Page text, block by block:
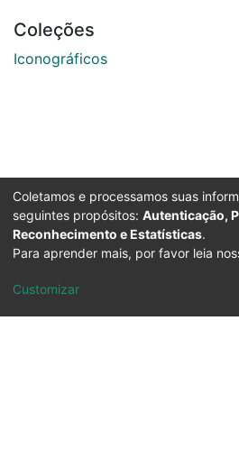
Coleções
Iconográficos
Coletamos e processamos suas
seguintes propósitos: Autenticação,
Reconhecimento e Estatísticas.
Para aprender mais, por favor leia
Customizar